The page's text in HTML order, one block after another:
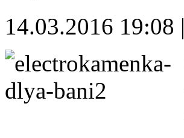
14.03.2016 19:08 |